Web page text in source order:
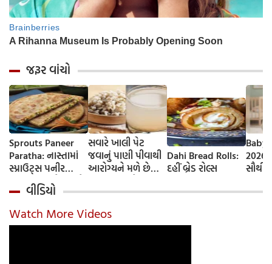
જરૂર વાંચો
Sprouts Paneer
Paratha: નાસ્તામાં
સ્પ્રાઉટ્સ પનીર
પરાઠા બનાવો, તમને
પ્રોટીનનો ડબલ ડોઝ
મળશે
સવારે ખાલી પેટ
જવાનું પાણી પીવાથી
આરોગ્યને મળે છે
જાણીએ તેના ફાયદા
અને ઉપયોગ કરવાની
યોગ્ય રીત
Dahi Bread Rolls:
દહીં બ્રેડ રોલ્સ
Baby
વીડિયો
Watch More Videos